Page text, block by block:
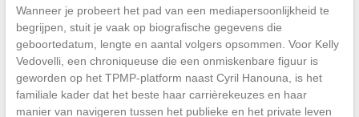
Wanneer je probeert het pad van een mediapersoonlijkheid te
begrijpen, stuit je vaak op biografische gegevens die
geboortedatum, lengte en aantal volgers opsommen. Voor Kelly
Vedovelli, een chroniqueuse die een onmiskenbare figuur is
geworden op het TPMP-platform naast Cyril Hanouna, is het
familiale kader dat het beste haar carrièrekeuzes en haar
manier van navigeren tussen het publieke en het private leven